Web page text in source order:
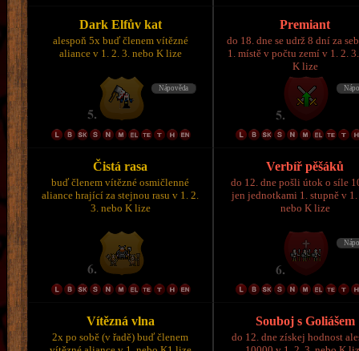
Dark Elfův kat
alespoň 5x buď členem vítězné
aliance v 1. 2. 3. nebo K lize
Premiant
do 18. dne se udrž 8 dní za
1. místě v počtu zemí v 1. 2.
K lize
Čistá rasa
buď členem vítězné osmičlenné
aliance hrající za stejnou rasu v 1. 2.
3. nebo K lize
Verbíř pěšáků
do 12. dne pošli útok o síle
jen jednotkami 1. stupně v 1.
nebo K lize
Vítězná vlna
2x po sobě (v řadě) buď členem
Souboj s Goliášem
do 12. dne získej hodnost